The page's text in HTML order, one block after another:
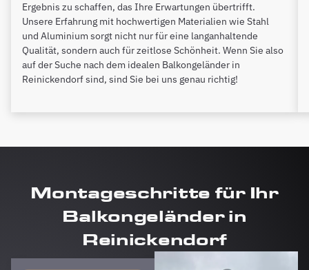
Ergebnis zu schaffen, das Ihre Erwartungen übertrifft.
Unsere Erfahrung mit hochwertigen Materialien wie Stahl
und Aluminium sorgt nicht nur für eine langanhaltende
Qualität, sondern auch für zeitlose Schönheit. Wenn Sie also
auf der Suche nach dem idealen Balkongeländer in
Reinickendorf sind, sind Sie bei uns genau richtig!
Montageschritte für Ihr
Balkongeländer in
Reinickendorf